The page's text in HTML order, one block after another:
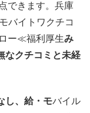
できます。兵庫
バイトワクチコ
ー≪福利厚生み
なクチコミと未経
し、給・モバイル